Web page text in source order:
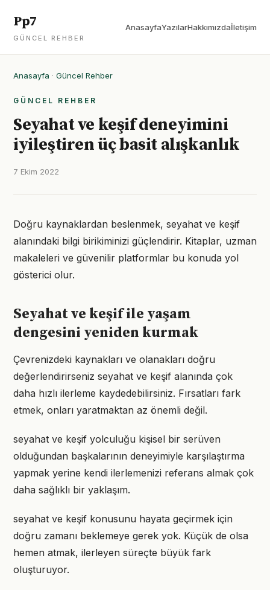
Pp7
GÜNCEL REHBER
AnasayfaYazılarHakkımızdaİletişim
Anasayfa · Güncel Rehber
GÜNCEL REHBER
Seyahat ve keşif deneyimini
iyileştiren üç basit alışkanlık
7 Ekim 2022
Doğru kaynaklardan beslenmek, seyahat ve keşif
alanındaki bilgi birikiminizi güçlendirir. Kitaplar, uzman
makaleleri ve güvenilir platformlar bu konuda yol
gösterici olur.
Seyahat ve keşif ile yaşam
dengesini yeniden kurmak
Çevrenizdeki kaynakları ve olanakları doğru
değerlendirirseniz seyahat ve keşif alanında çok
daha hızlı ilerleme kaydedebilirsiniz. Fırsatları fark
etmek, onları yaratmaktan az önemli değil.
seyahat ve keşif yolculuğu kişisel bir serüven
olduğundan başkalarının deneyimiyle karşılaştırma
yapmak yerine kendi ilerlemenizi referans almak çok
daha sağlıklı bir yaklaşım.
seyahat ve keşif konusunu hayata geçirmek için
doğru zamanı beklemeye gerek yok. Küçük de olsa
hemen atmak, ilerleyen süreçte büyük fark
oluşturuyor.